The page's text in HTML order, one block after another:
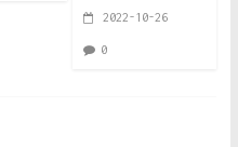
2022-10-26
0